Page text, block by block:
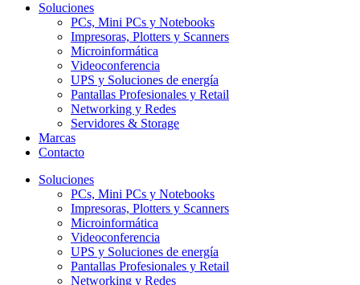
Soluciones
PCs, Mini PCs y Notebooks
Impresoras, Plotters y Scanners
Microinformática
Videoconferencia
UPS y Soluciones de energía
Pantallas Profesionales y Retail
Networking y Redes
Servidores & Storage
Marcas
Contacto
Soluciones
PCs, Mini PCs y Notebooks
Impresoras, Plotters y Scanners
Microinformática
Videoconferencia
UPS y Soluciones de energía
Pantallas Profesionales y Retail
Networking y Redes